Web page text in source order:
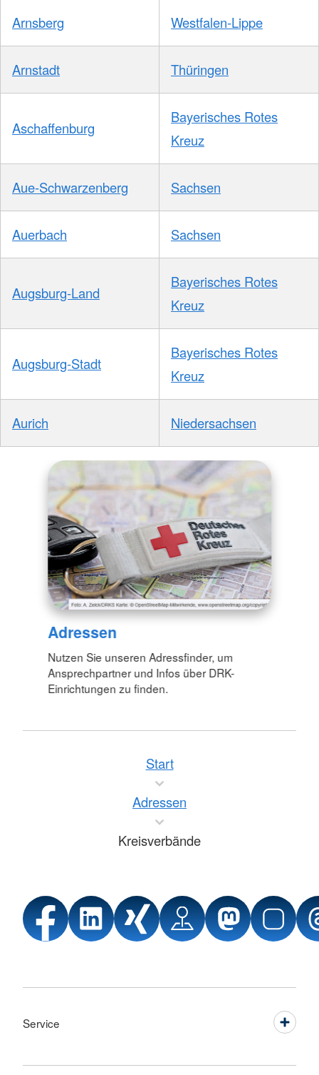
Arnsberg Westfalen-Lippe
Arnstadt Thüringen
Aschaffenburg
Bayerisches Rotes
Kreuz
Aue-Schwarzenberg Sachsen
Auerbach Sachsen
Augsburg-Land
Bayerisches Rotes
Kreuz
Augsburg-Stadt
Bayerisches Rotes
Kreuz
Aurich Niedersachsen
Adressen
Nutzen Sie unseren Adressfinder, um
Ansprechpartner und Infos über DRK-
Einrichtungen zu finden.
Start
Adressen
Kreisverbände
Service